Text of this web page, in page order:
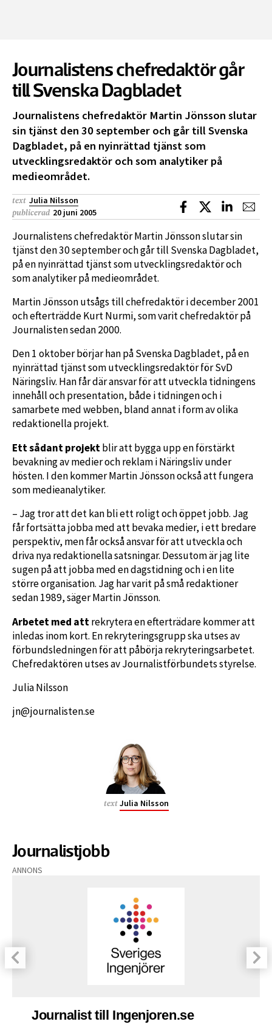
Journalistens chefredaktör går
till Svenska Dagbladet
Journalistens chefredaktör Martin Jönsson slutar
sin tjänst den 30 september och går till Svenska
Dagbladet, på en nyinrättad tjänst som
utvecklingsredaktör och som analytiker på
medieområdet.
text Julia Nilsson
publicerad 20 juni 2005
Dela på Facebook
Dela på XDela på
Journalistens chefredaktör Martin Jönsson slutar sin
tjänst den 30 september och går till Svenska Dagbladet,
på en nyinrättad tjänst som utvecklingsredaktör och
som analytiker på medieområdet.
Martin Jönsson utsågs till chefredaktör i december 2001
och efterträdde Kurt Nurmi, som varit chefredaktör på
Journalisten sedan 2000.
Den 1 oktober börjar han på Svenska Dagbladet, på en
nyinrättad tjänst som utvecklingsredaktör för SvD
Näringsliv. Han får där ansvar för att utveckla tidningens
innehåll och presentation, både i tidningen och i
samarbete med webben, bland annat i form av olika
redaktionella projekt.
Ett sådant projektblir att bygga upp en förstärkt
bevakning av medier och reklam i Näringsliv under
hösten. I den kommer Martin Jönsson också att fungera
som medieanalytiker.
– Jag tror att det kan bli ett roligt och öppet jobb. Jag
får fortsätta jobba med att bevaka medier, i ett bredare
perspektiv, men får också ansvar för att utveckla och
driva nya redaktionella satsningar. Dessutom är jag lite
sugen på att jobba med en dagstidning och i en lite
större organisation. Jag har varit på små redaktioner
sedan 1989, säger Martin Jönsson.
Arbetet med attrekrytera en efterträdare kommer att
inledas inom kort. En rekryteringsgrupp ska utses av
förbundsledningen för att påbörja rekryteringsarbetet.
Chefredaktören utses av Journalistförbundets styrelse.
Julia Nilsson
jn@journalisten.se
text Julia Nilsson
Journalistjobb
ANNONS
Journalist till Ingenjoren.se